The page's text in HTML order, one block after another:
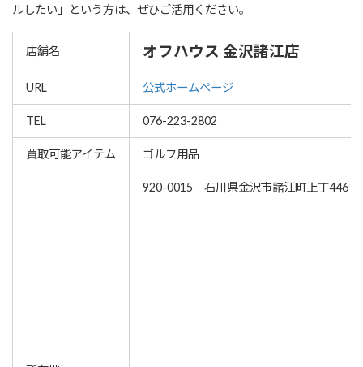
ルしたい」という方は、ぜひご活用ください。
店舗名 オフハウス 金沢諸江店
URL 公式ホームページ
TEL 076-223-2802
買取可能アイテム ゴルフ用品
920-0015 石川県金沢市諸江町上丁446